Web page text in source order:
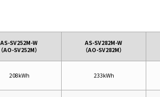
AS-SV252M-W
（AO-SV252M）
AS-SV282M-W
（AO-SV282M）
208kWh 233kWh